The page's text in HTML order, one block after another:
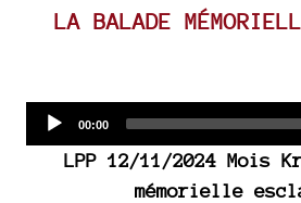
LA BALADE
Current
00:00
LPP 12/11/2024 Mois
mémorielle